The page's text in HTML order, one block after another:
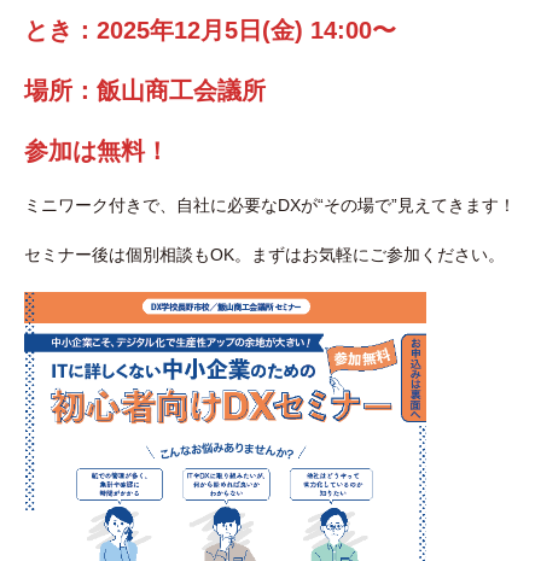
とき：2025年12月5日(金) 14:00〜
場所：飯山商工会議所
参加は無料！
ミニワーク付きで、自社に必要なDXが“その場で”見えてきます！
セミナー後は個別相談もOK。まずはお気軽にご参加ください。